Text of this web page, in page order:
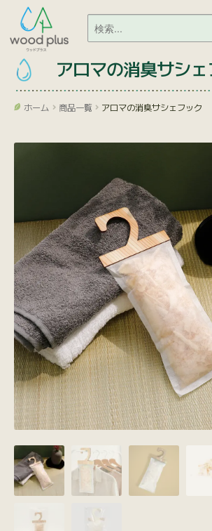
アロマの消臭サシ
ホーム 商品一覧 アロマの消臭サシェフック